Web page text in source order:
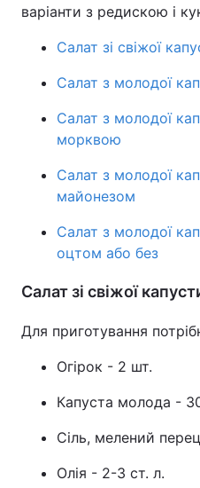
Спорт
Здоров'я
Цікавинки
Лонгріди
варіанти з редискою і
Салат зі свіжої
Салат з молодої
Салат з молодої
морквою
Салат з молодої
майонезом
Салат з молодої
оцтом або без
Салат зі свіжої
Для приготування
Огірок - 2 шт.
Капуста молода -
Сіль, мелений
Олія - 2-3 ст. л.